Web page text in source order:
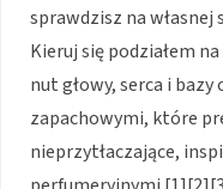
sprawdzisz na
Kieruj się podziałem
nut głowy, serca i
zapachowymi, które
nieprzytłaczające,